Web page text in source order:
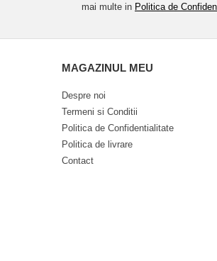
mai multe in Politica de
MAGAZINUL MEU
Despre noi
Termeni si Conditii
Politica de Confidentialitate
Politica de livrare
Contact